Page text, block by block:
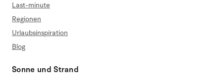
Last-minute
Regionen
Urlaubsinspiration
Blog
Sonne und Strand